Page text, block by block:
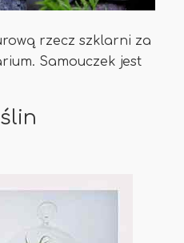
rzecz szklarni za
Samouczek jest